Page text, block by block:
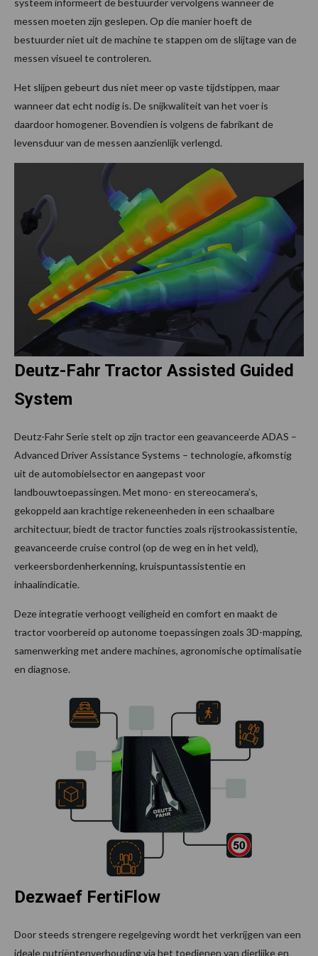
systeem informeert de bestuurder vervolgens wanneer de
messen moeten zijn geslepen. Op die manier hoeft de
bestuurder niet uit de machine te stappen om de slijtage van de
messen visueel te controleren.
Het slijpen gebeurt dus niet meer op vaste tijdstippen, maar
wanneer dat echt nodig is. De snijkwaliteit van het voer is
daardoor homogener. Bovendien is volgens de fabrikant de
levensduur van de messen aanzienlijk verlengd.
Deutz-Fahr Tractor Assisted Guided
System
Deutz-Fahr Serie stelt op zijn tractor een geavanceerde ADAS –
Advanced Driver Assistance Systems – technologie, afkomstig
uit de automobielsector en aangepast voor
landbouwtoepassingen. Met mono- en stereocamera’s,
gekoppeld aan krachtige rekeneenheden in een schaalbare
architectuur, biedt de tractor functies zoals rijstrookassistentie,
geavanceerde cruise control (op de weg en in het veld),
verkeersbordenherkenning, kruispuntassistentie en
inhaalindicatie.
Deze integratie verhoogt veiligheid en comfort en maakt de
tractor voorbereid op autonome toepassingen zoals 3D-mapping,
samenwerking met andere machines, agronomische optimalisatie
en diagnose.
Dezwaef FertiFlow
Door steeds strengere regelgeving wordt het verkrijgen van een
ideale nutriëntenverhouding via het toedienen van dierlijke en